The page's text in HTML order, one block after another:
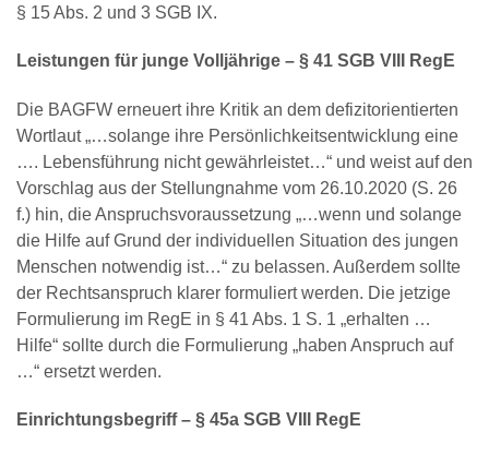
§ 15 Abs. 2 und 3 SGB IX.
Leistungen für junge Volljährige – § 41 SGB VIII RegE
Die BAGFW erneuert ihre Kritik an dem defizitorientierten
Wortlaut „…solange ihre Persönlichkeitsentwicklung eine
…. Lebensführung nicht gewährleistet…“ und weist auf den
Vorschlag aus der Stellungnahme vom 26.10.2020 (S. 26
f.) hin, die Anspruchsvoraussetzung „…wenn und solange
die Hilfe auf Grund der individuellen Situation des jungen
Menschen notwendig ist…“ zu belassen. Außerdem sollte
der Rechtsanspruch klarer formuliert werden. Die jetzige
Formulierung im RegE in § 41 Abs. 1 S. 1 „erhalten …
Hilfe“ sollte durch die Formulierung „haben Anspruch auf
…“ ersetzt werden.
Einrichtungsbegriff – § 45a SGB VIII RegE